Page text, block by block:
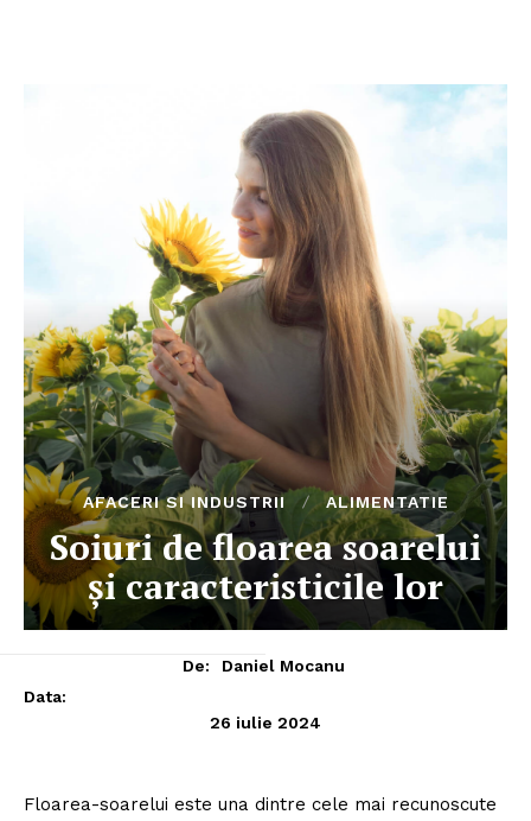
AFACERI SI INDUSTRII ALIMENTATIE
Soiuri de floarea soarelui
și caracteristicile lor
De:
Daniel Mocanu
Data:
26 iulie 2024
Floarea-soarelui este una dintre cele mai recunoscute